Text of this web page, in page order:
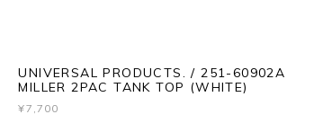
UNIVERSAL PRODUCTS. / 251-60902A
MILLER 2PAC TANK TOP (WHITE)
¥7,700